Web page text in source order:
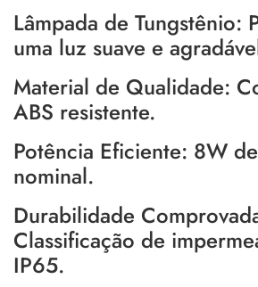
Lâmpada de Tungstênio:
uma luz suave e
Material de Qualidade:
ABS resistente.
Potência Eficiente: 8W
nominal.
Durabilidade
Classificação de
IP65.